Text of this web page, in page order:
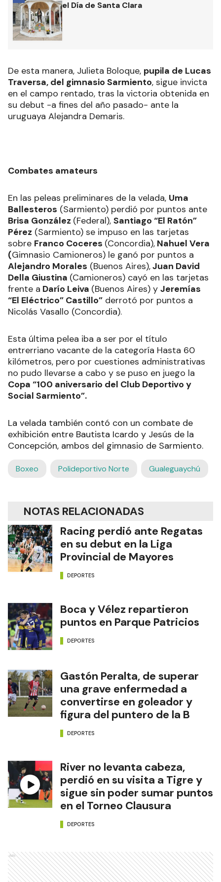
el Día de Santa Clara
De esta manera, Julieta Boloque, pupila de Lucas
Traversa, del gimnasio Sarmiento, sigue invicta
en el campo rentado, tras la victoria obtenida en
su debut -a fines del año pasado- ante la
uruguaya Alejandra Demaris.
Combates amateurs
En las peleas preliminares de la velada, Uma
Ballesteros (Sarmiento) perdió por puntos ante
Brisa González (Federal), Santiago “El Ratón”
Pérez (Sarmiento) se impuso en las tarjetas
sobre Franco Coceres (Concordia), Nahuel Vera
(Gimnasio Camioneros) le ganó por puntos a
Alejandro Morales (Buenos Aires),Juan David
Della Giustina (Camioneros) cayó en las tarjetas
frente a Darío Leiva (Buenos Aires) y Jeremías
“El Eléctrico” Castillo” derrotó por puntos a
Nicolás Vasallo (Concordia).
Esta última pelea iba a ser por el título
entrerriano vacante de la categoría Hasta 60
kilómetros, pero por cuestiones administrativas
no pudo llevarse a cabo y se puso en juego la
Copa “100 aniversario del Club Deportivo y
Social Sarmiento”.
La velada también contó con un combate de
exhibición entre Bautista Icardo y Jesús de la
Concepción, ambos del gimnasio de Sarmiento.
Boxeo Polideportivo Norte Gualeguaychú
NOTAS RELACIONADAS
Racing perdió ante Regatas
en su debut en la Liga
Provincial de Mayores
DEPORTES
Boca y Vélez repartieron
puntos en Parque Patricios
DEPORTES
Gastón Peralta, de superar
una grave enfermedad a
convertirse en goleador y
figura del puntero de la B
DEPORTES
River no levanta cabeza,
perdió en su visita a Tigre y
sigue sin poder sumar puntos
en el Torneo Clausura
DEPORTES
Ads